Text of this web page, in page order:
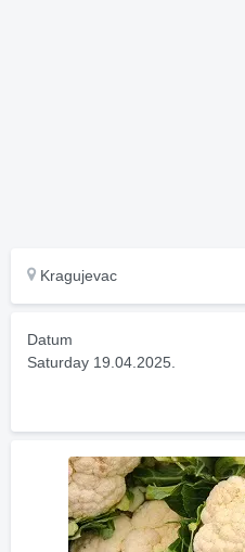
Kragujevac
Datum
Saturday 19.04.2025.